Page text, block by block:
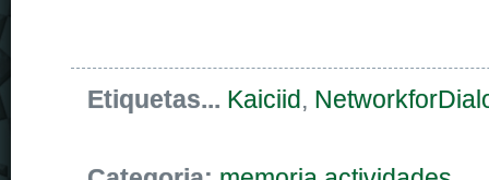
Etiquetas... Kaiciid,